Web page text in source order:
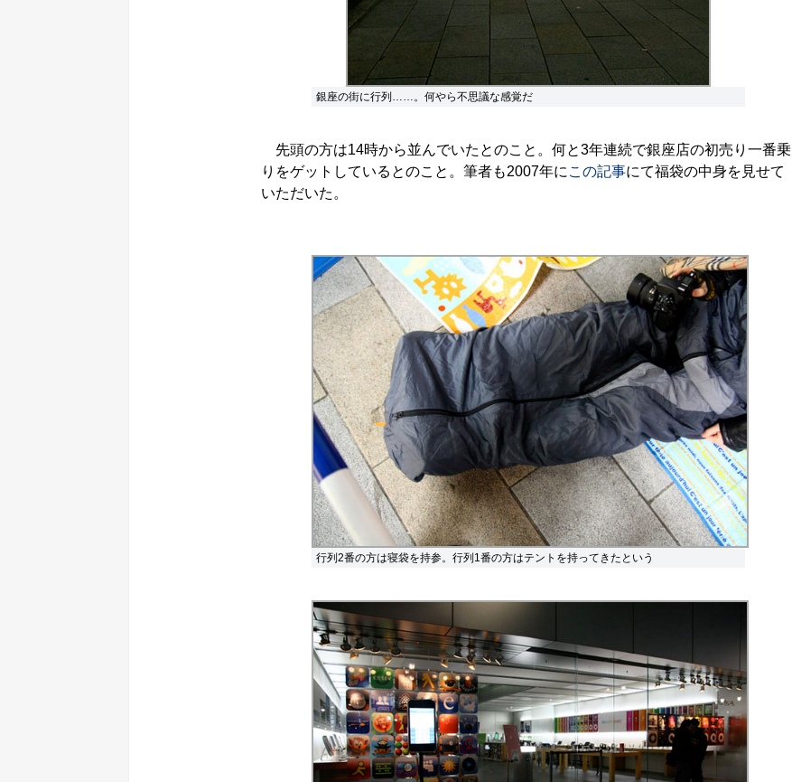
銀座の街に行列……。何やら不思議な感覚だ
先頭の方は14時から並んでいたとのこと。何と3年連続で銀座店の初売り一番乗
りをゲットしているとのこと。筆者も2007年に この記事にて福袋の中身を見せて
いただいた。
行列2番の方は寝袋を持参。行列1番の方はテントを持ってきたという